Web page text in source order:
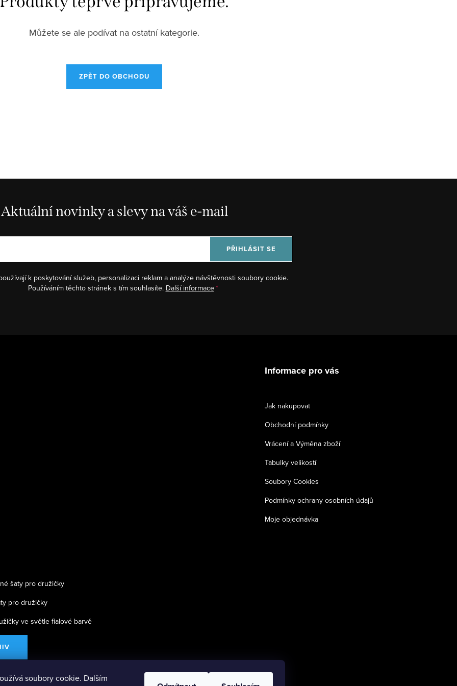
soubory cookie. Dalším
Můžete se ale podívat na ostatní kategorie.
ZPĚT DO OBCHODU
Aktuální novinky a slevy na váš e-mail
k poskytování služeb, personalizaci reklam a analýze návštěvnosti soubory cookie.
Používáním těchto stránek s tím souhlasíte. Další informace
PŘIHLÁSIT SE
Informace pro vás
Jak nakupovat
Obchodní podmínky
Vrácení a Výměna zboží
Tabulky velikostí
Soubory Cookies
Podmínky ochrany osobních údajů
Moje objednávka
šaty pro družičky
pro družičky
ve světle fialové barvě